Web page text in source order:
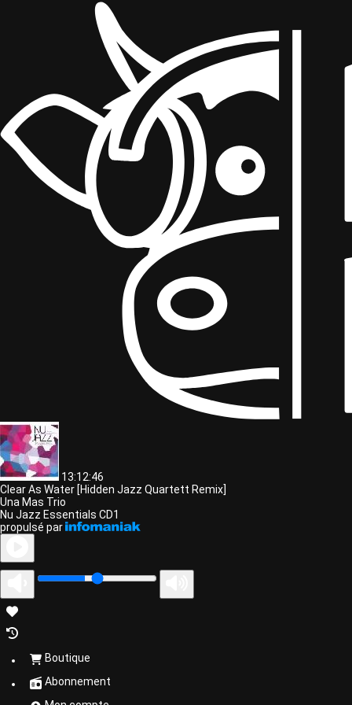
13:12:46
Clear As Water [Hidden Jazz Quartett Remix]
Una Mas Trio
Nu Jazz Essentials CD1
propulsé par
Boutique
Abonnement